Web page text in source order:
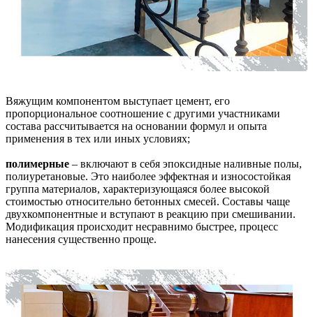
Вяжущим компонентом выступает цемент, его
пропорциональное соотношение с другими участниками
состава рассчитывается на основании формул и опыта
применения в тех или иных условиях;
полимерные – включают в себя эпоксидные наливные полы,
полиуретановые. Это наиболее эффектная и износостойкая
группа материалов, характеризующаяся более высокой
стоимостью относительно бетонных смесей. Составы чаще
двухкомпонентные и вступают в реакцию при смешивании.
Модификация происходит несравнимо быстрее, процесс
нанесения существенно проще.